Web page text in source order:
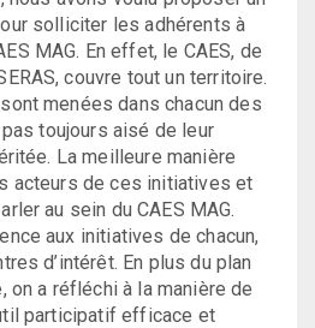
solliciter les adhérents à
MAG. En effet, le CAES, de
couvre tout un territoire.
menées dans chacun des
toujours aisé de leur
La meilleure manière
acteurs de ces initiatives et
au sein du CAES MAG.
aux initiatives de chacun,
d’intérêt. En plus du plan
on a réfléchi à la manière de
participatif efficace et